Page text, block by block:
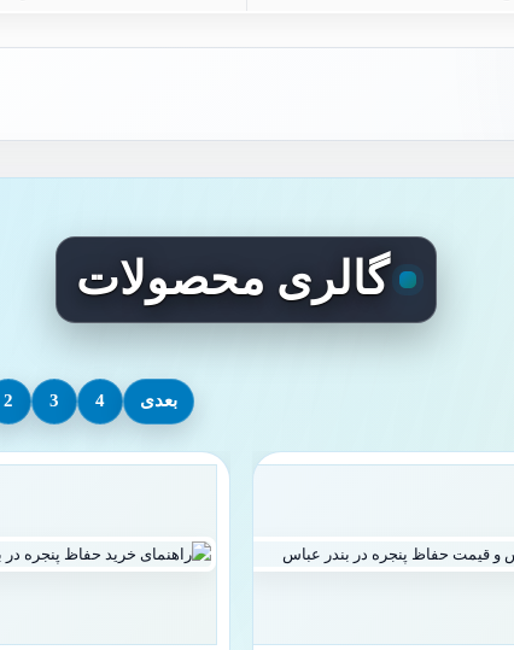
گالری محصولات
2 3 4 بعدی